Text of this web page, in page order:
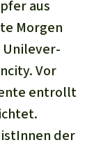
00
aus
Morgen
Vor
entrollt
der